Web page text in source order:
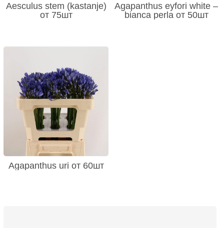
Aesculus stem (kastanje)
от 75шт
Agapanthus eyfori white –
bianca perla от 50шт
Agapanthus uri от 60шт